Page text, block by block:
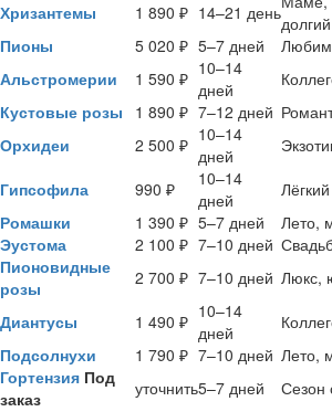
Хризантемы
1 890 ₽ 14–21 день
Пионы
5 020 ₽ 5–7 дней
Альстромерии
1 590 ₽ 10–14
дней
Кустовые розы
1 890 ₽ 7–12 дней
Орхидеи
2 500 ₽ 10–14
дней
Гипсофила
990 ₽
10–14
дней
Ромашки
1 390 ₽ 5–7 дней
Лето,
Эустома
2 100 ₽ 7–10 дней
Пионовидные
розы
2 700 ₽ 7–10 дней Люкс,
Диантусы
1 490 ₽ 10–14
дней
Подсолнухи
1 790 ₽ 7–10 дней Лето,
Гортензия Под
заказ
уточнить5–7 дней Сезон